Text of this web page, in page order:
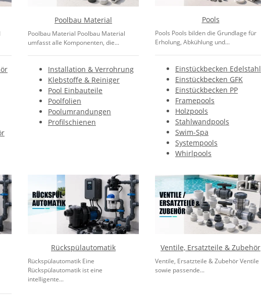
Poolbau Material
Poolbau Material Poolbau Material
umfasst alle Komponenten, die...
Installation & Verrohrung
Klebstoffe & Reiniger
Pool Einbauteile
Poolfolien
Poolumrandungen
Profilschienen
Pools
Pools Pools bilden die Grundlage für
Erholung, Abkühlung und...
Einstückbecken Edelstahl
Einstückbecken GFK
Einstückbecken PP
Framepools
Holzpools
Stahlwandpools
Swim-Spa
Systempools
Whirlpools
Rückspülautomatik
Rückspülautomatik Eine
Rückspülautomatik ist eine
intelligente...
Ventile, Ersatzteile & Zubehör
Ventile, Ersatzteile & Zubehör Ventile
sowie passende...